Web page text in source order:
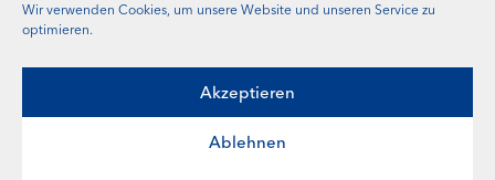
Wir verwenden Cookies, um unsere Website und unseren Service zu
optimieren.
Akzeptieren
Ablehnen
Jahresberichte
Kontakt
Impressum